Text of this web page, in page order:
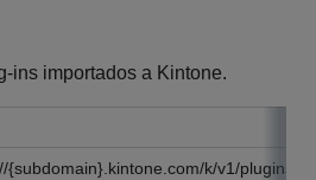
ins importados a Kintone.
{subdomain}.kintone.com/k/v1/